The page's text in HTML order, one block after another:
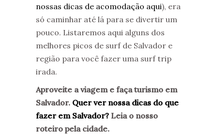
nossas dicas de acomodação aqui), era
só caminhar até lá para se divertir um
pouco. Listaremos aqui alguns dos
melhores picos de surf de Salvador e
região para você fazer uma surf trip
irada.
Aproveite a viagem e faça turismo em
Salvador. Quer ver nossa dicas do que
fazer em Salvador? Leia o nosso
roteiro pela cidade.